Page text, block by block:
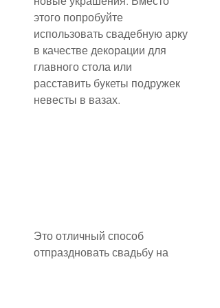
этого попробуйте
использовать свадебную арку
в качестве декорации для
главного стола или
расставить букеты подружек
невесты в вазах.
Это отличный способ
отпраздновать свадьбу на